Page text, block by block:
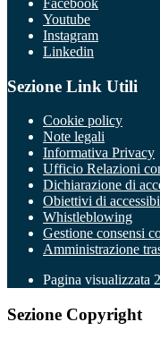
Youtube
Instagram
Linkedin
Sezione Link Utili
Cookie policy
Note legali
Informativa Privacy
Ufficio Relazioni
Dichiarazione di
Obiettivi di
Whistleblowing
Gestione consensi
Amministrazione
Pagina visualizzata
Sezione Copyright